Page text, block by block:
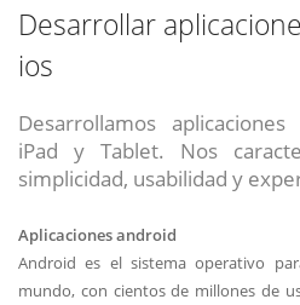
Desarrollar
ios
Desarrollamos
iPad y Tablet. Nos
simplicidad, usabilidad y
Aplicaciones android
Android es el sistema operativo
mundo, con cientos de millones de